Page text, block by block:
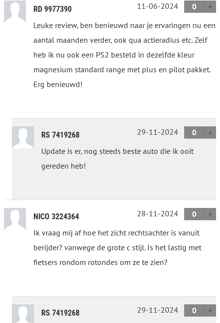
RD 9977390 11-06-2024
0
Leuke review, ben benieuwd naar je ervaringen nu een
aantal maanden verder, ook qua actieradius etc. Zelf
heb ik nu ook een PS2 besteld in dezelfde kleur
magnesium standard range met plus en pilot pakket.
Erg benieuwd!
RS 7419268 29-11-2024
0
Update is er, nog steeds beste auto die ik ooit
gereden heb!
NICO 3224364 28-11-2024
0
Ik vraag mij af hoe het zicht rechtsachter is vanuit
berijder? vanwege de grote c stijl. Is het lastig met
fietsers rondom rotondes om ze te zien?
RS 7419268 29-11-2024
0